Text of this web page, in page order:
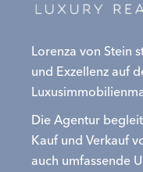
Lorenza von Stein
und Exzellenz auf
Die Agentur
Kauf und Verkauf
auch umfassende